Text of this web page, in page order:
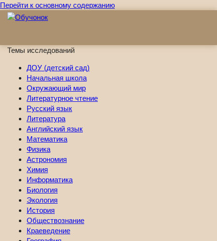
Перейти к основному содержанию
Темы исследований
ДОУ (детский сад)
Начальная школа
Окружающий мир
Литературное чтение
Русский язык
Литература
Английский язык
Математика
Физика
Астрономия
Химия
Информатика
Биология
Экология
История
Обществознание
Краеведение